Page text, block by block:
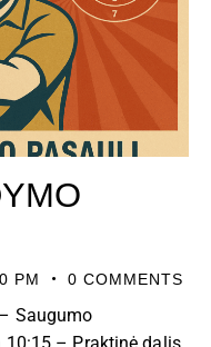
PM 0 COMMENTS
Saugumo